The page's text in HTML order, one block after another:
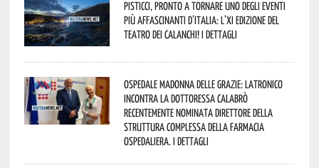
Pisticci, pronto a tornare uno degli eventi
più affascinanti d’Italia: l’XI edizione del
Teatro dei Calanchi! I dettagli
Ospedale Madonna delle Grazie: Latronico
incontra la dottoressa Calabrò
recentemente nominata Direttore della
Struttura Complessa della Farmacia
Ospedaliera. I dettagli